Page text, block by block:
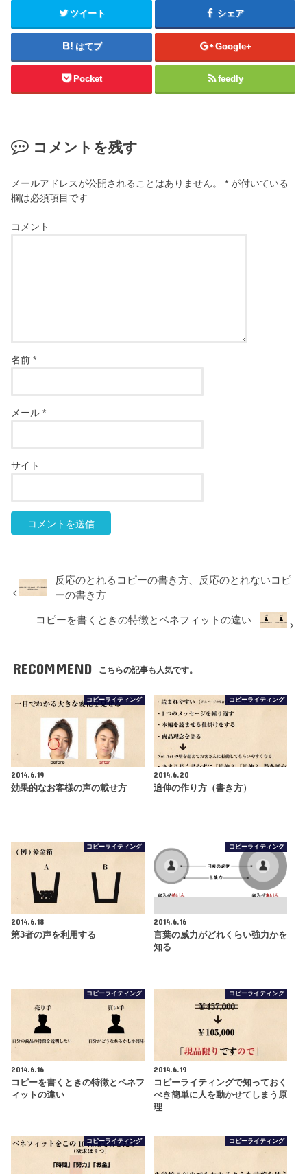
ツイート シェア
はてブ Google+
Pocket feedly
コメントを残す
メールアドレスが公開されることはありません。 * が付いている
欄は必須項目です
コメント
名前*
メール*
サイト
反応のとれるコピーの書き方、反応のとれないコピ
ーの書き方
コピーを書くときの特徴とベネフィットの違い
RECOMMEND こちらの記事も人気です。
コピーライティング
2014.6.19
効果的なお客様の声の載せ方
コピーライティング
2014.6.20
追伸の作り方（書き方）
コピーライティング
2014.6.18
第3者の声を利用する
コピーライティング
2014.6.16
言葉の威力がどれくらい強力かを
知る
コピーライティング
2014.6.16
コピーを書くときの特徴とベネフ
ィットの違い
コピーライティング
2014.6.19
コピーライティングで知っておく
べき簡単に人を動かせてしまう原
理
コピーライティング コピーライティング